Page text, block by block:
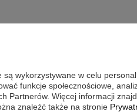
połysku z obu stron
rylcem
są wykorzystywane w celu
funkcje społecznościowe,
Partnerów. Więcej informacji
znaleźć także na stronie